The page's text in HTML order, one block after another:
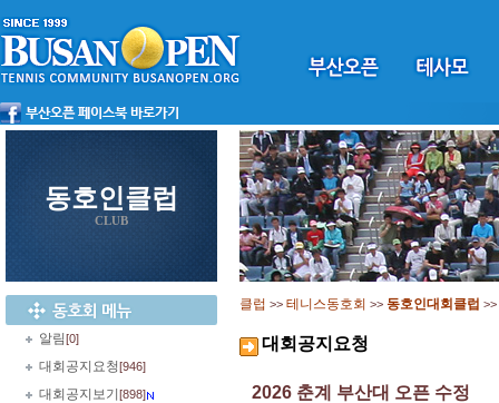
동호인클럽
CLUB
알림[0]
대회공지요청[946]
대회공지보기 [898]
클럽 >> 테니스동호회 >> 동호인대회클럽 >>
대회공지요청
2026 춘계 부산대 오픈 수정